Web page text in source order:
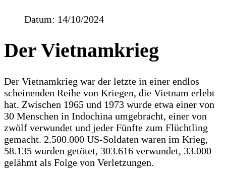
Datum: 14/10/2024
Der Vietnamkrieg
Der Vietnamkrieg war der letzte in einer endlos
scheinenden Reihe von Kriegen, die Vietnam erlebt
hat. Zwischen 1965 und 1973 wurde etwa einer von
30 Menschen in Indochina umgebracht, einer von
zwölf verwundet und jeder Fünfte zum Flüchtling
gemacht. 2.500.000 US-Soldaten waren im Krieg,
58.135 wurden getötet, 303.616 verwundet, 33.000
gelähmt als Folge von Verletzungen.